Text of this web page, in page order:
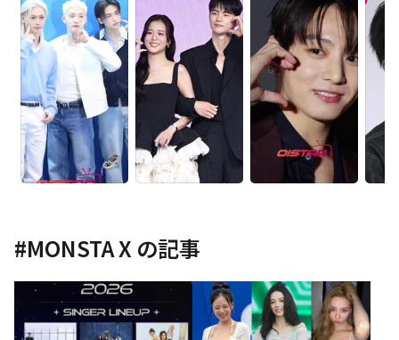
#MONSTA X の記事